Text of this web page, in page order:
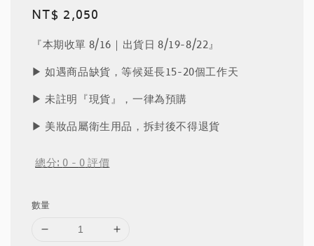
Regular
price
NT$ 2,050
『本期收單 8/16｜出貨日 8/19-8/22』
▶︎ 如遇商品缺貨，等候延長15-20個工作天
▶︎ 未註明『現貨』，一律為預購
▶︎ 美妝品屬衛生用品，拆封後不得退貨
總分:0-0評價
數量